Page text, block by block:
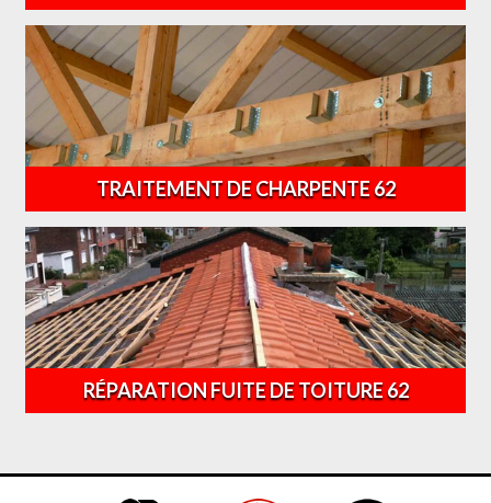
TRAITEMENT DE CHARPENTE 62
RÉPARATION FUITE DE TOITURE 62